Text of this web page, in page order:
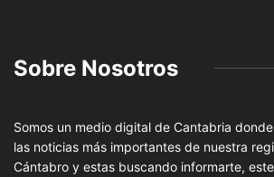
Sobre Nosotros
Somos un medio digital de Cantabria
las noticias más importantes de nuestra
Cántabro y estas buscando informarte,